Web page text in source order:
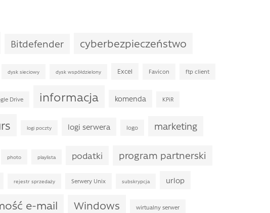
Bitdefender cyberbezpieczeństwo
dysk sieciowy dysk współdzielony Excel Favicon ftp client
Drive informacja komenda KPiR
logi poczty logi serwera logo marketing
photo playlista podatki program partnerski
rejestr sprzedaży Serwery Unix subskrypcja urlop
e-mail Windows wirtualny serwer